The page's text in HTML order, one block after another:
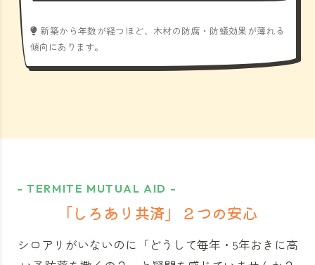
新築から年数が経つほど、木材の防腐・防蟻効果が薄れる
傾向にあります。
- TERMITE MUTUAL AID -
「しろあり共済」 ２つの安心
シロアリがいないのに「どうして毎年・5年おきに高